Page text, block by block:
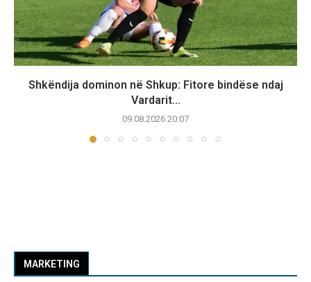
Shkëndija dominon në Shkup: Fitore bindëse ndaj
Vardarit...
09.08.2026 20:07
MARKETING